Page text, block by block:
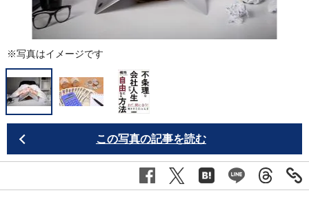
※写真はイメージです
この写真の記事を読む